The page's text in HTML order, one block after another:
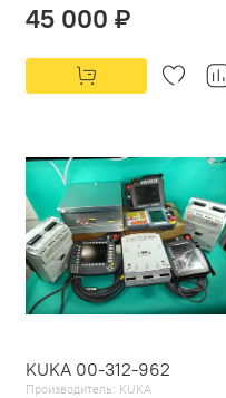
45 000 ₽
KUKA 00-312-962
Производитель: KUKA